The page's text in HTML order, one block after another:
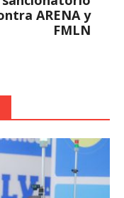
ARENA y
FMLN